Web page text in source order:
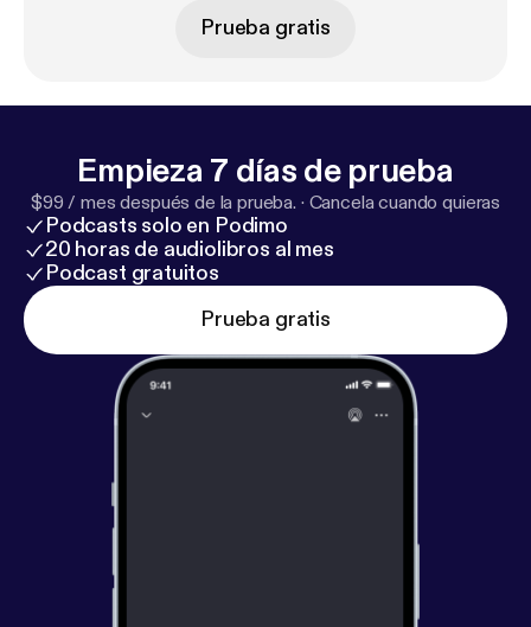
Prueba gratis
Empieza 7 días de prueba
$99 / mes después de la prueba. · Cancela cuando quieras
Podcasts solo en Podimo
20 horas de audiolibros al mes
Podcast gratuitos
Prueba gratis